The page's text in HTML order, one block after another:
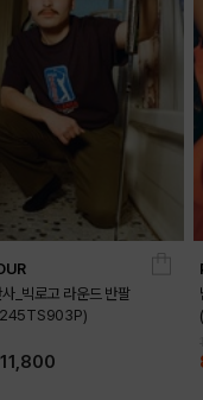
_빅로고 라운드 반팔
11,800